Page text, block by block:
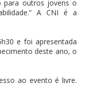
para outros jovens o
A CNI é a
e foi apresentada
deste ano, o
ao evento é livre.